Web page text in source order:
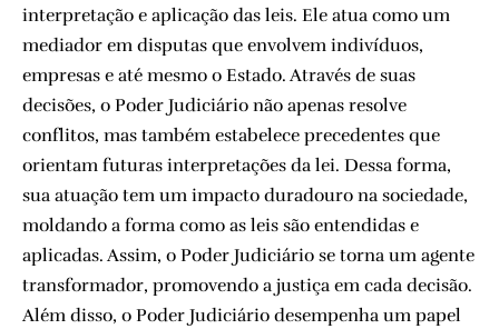
interpretação e aplicação das leis. Ele atua como um
mediador em disputas que envolvem indivíduos,
empresas e até mesmo o Estado. Através de suas
decisões, o Poder Judiciário não apenas resolve
conflitos, mas também estabelece precedentes que
orientam futuras interpretações da lei. Dessa forma,
sua atuação tem um impacto duradouro na sociedade,
moldando a forma como as leis são entendidas e
aplicadas. Assim, o Poder Judiciário se torna um agente
transformador, promovendo a justiça em cada decisão.
Além disso, o Poder Judiciário desempenha um papel